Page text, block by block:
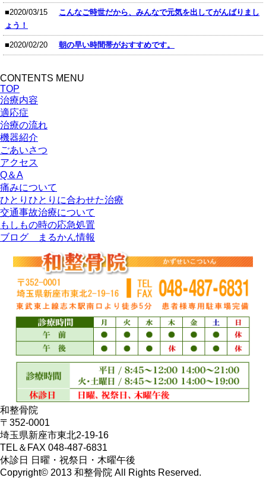
■2020/03/15
こんなご時世だから、みんなで元気を出してがんばりまし
ょう！
■2020/02/20 朝の早い時間帯がおすすめです。
CONTENTS MENU
TOP
治療内容
適応症
治療の流れ
機器紹介
ごあいさつ
アクセス
Q＆A
痛みについて
ひとりひとりに合わせた治療
交通事故治療について
もしもの時の応急処置
ブログ まるかん情報
和整骨院
〒352‐0001
埼玉県新座市東北2-19-16
TEL＆FAX 048-487-6831
休診日 日曜・祝祭日・木曜午後
Copyright© 2013 和整骨院 All Rights Reserved.